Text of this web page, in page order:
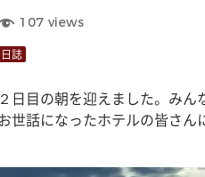
107 views
日誌
２日目の朝を迎えました。み
世話になったホテルの皆さん